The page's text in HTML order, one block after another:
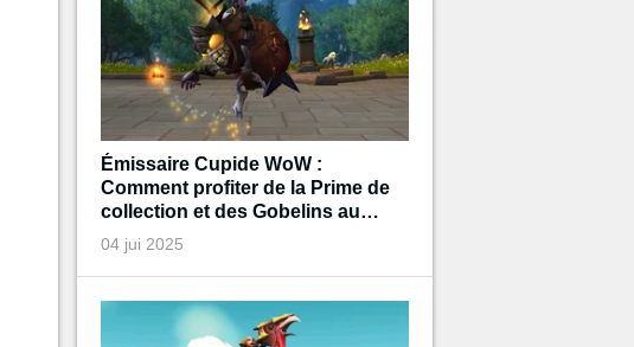
Émissaire Cupide WoW :
Comment profiter de la Prime de
collection et des Gobelins au
trésor de Diablo pendant
l'événement ?
04 jui 2025